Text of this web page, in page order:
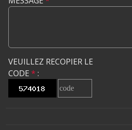
VEUILLEZ RECOPIER LE
CODE * :